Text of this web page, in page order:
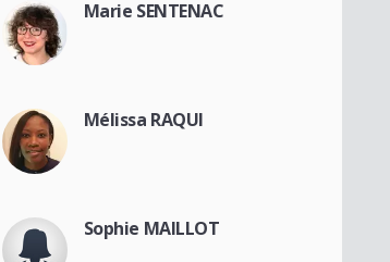
Marie SENTENAC
Mélissa RAQUI
Sophie MAILLOT